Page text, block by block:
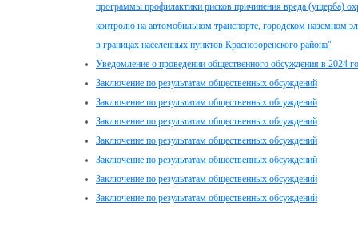
программы профилактики рисков причинения вреда (ущерба)
контролю на автомобильном транспорте, городском наземном
в границах населенных пунктов Краснозоренского района"
Уведомление о проведении общественного обсуждения в 2024
Заключение по результатам общественных обсуждений
Заключение по результатам общественных обсуждений
Заключение по результатам общественных обсуждений
Заключение по результатам общественных обсуждений
Заключение по результатам общественных обсуждений
Заключение по результатам общественных обсуждений
Заключение по результатам общественных обсуждений